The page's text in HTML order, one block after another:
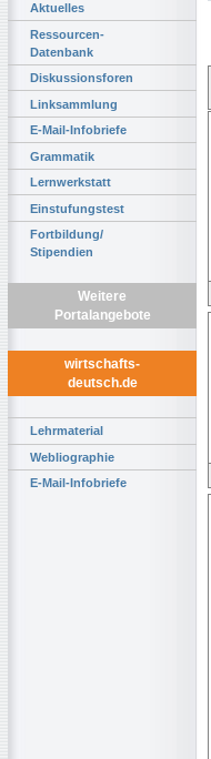
Aktuelles
Ressourcen-
Datenbank
Diskussionsforen
Linksammlung
E-Mail-Infobriefe
Grammatik
Lernwerkstatt
Einstufungstest
Fortbildung/
Stipendien
Weitere
Portalangebote
wirtschafts-
deutsch.de
Lehrmaterial
Webliographie
E-Mail-Infobriefe